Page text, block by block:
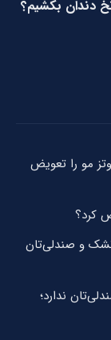
دندان بکشیم؟
مو را تعویض
کرد؟
و صندلی‌تان
ندارد؛